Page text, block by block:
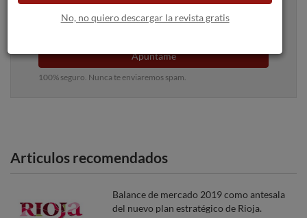
Apúntame
100% seguro. Nunca te enviaremos spam.
Articulos recomendados
Balance de mercado 2019 como antesala
del nuevo plan estratégico de Rioja.
No, no quiero descargar la revista gratis